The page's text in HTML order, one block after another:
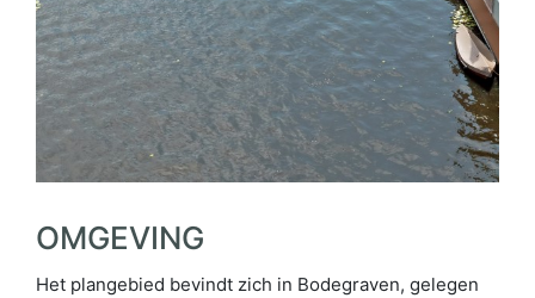
OMGEVING
Het plangebied bevindt zich in Bodegraven, gelegen